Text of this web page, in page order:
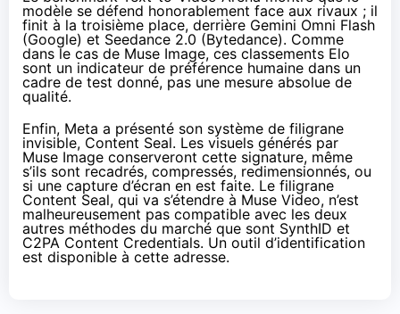
modèle se défend honorablement face aux rivaux ; il
finit à la troisième place, derrière Gemini Omni Flash
(Google) et Seedance 2.0 (Bytedance). Comme
dans le cas de Muse Image, ces classements Elo
sont un indicateur de préférence humaine dans un
cadre de test donné, pas une mesure absolue de
qualité.
Enfin, Meta a présenté son système de filigrane
invisible, Content Seal. Les visuels générés par
Muse Image conserveront cette signature, même
s’ils sont recadrés, compressés, redimensionnés, ou
si une capture d’écran en est faite. Le filigrane
Content Seal, qui va s’étendre à Muse Video, n’est
malheureusement pas compatible avec les deux
autres méthodes du marché que sont SynthID et
C2PA Content Credentials. Un outil d’identification
est disponible à cette adresse.